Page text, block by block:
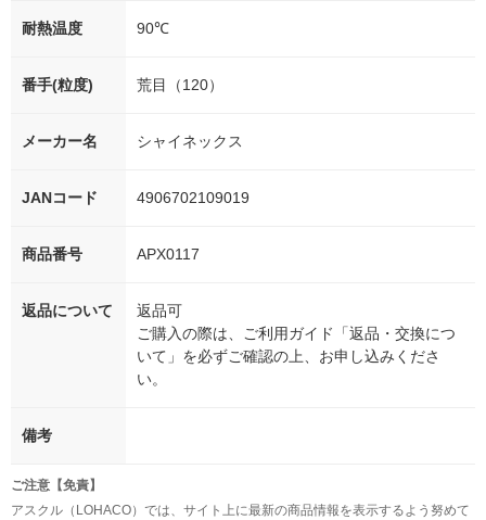
耐熱温度 90℃
番手(粒度) 荒目（120）
メーカー名 シャイネックス
JANコード 4906702109019
商品番号 APX0117
返品について
返品可
ご購入の際は、ご利用ガイド「返品・交換につ
いて」を必ずご確認の上、お申し込みくださ
い。
備考
ご注意【免責】
アスクル（LOHACO）では、サイト上に最新の商品情報を表示するよう努めて